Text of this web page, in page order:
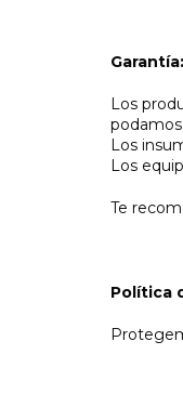
Garantía:
Los
Los
Los
Te
Política